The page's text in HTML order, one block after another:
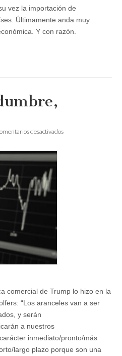
vez la importación de
Últimamente anda muy
Y con razón.
desactivadosen
comercial de Trump lo hizo en la
“Los aranceles van a ser
y serán
a nuestros
inmediato/pronto/más
largo plazo porque son una